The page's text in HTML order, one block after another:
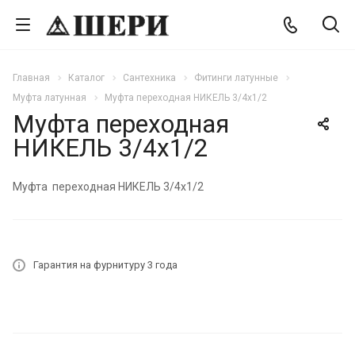
Главная Каталог Сантехника
Фитинги латунные
Муфта латунная
Муфта переходная НИКЕЛЬ 3/4х1/2
Муфта переходная
НИКЕЛЬ 3/4х1/2
Муфта переходная НИКЕЛЬ 3/4х1/2
Гарантия на фурнитуру 3 года